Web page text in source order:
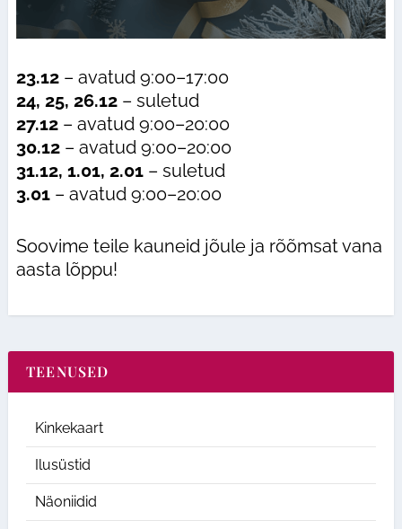
23.12– avatud 9:00–17:00
24, 25, 26.12– suletud
27.12– avatud 9:00–20:00
30.12– avatud 9:00–20:00
31.12, 1.01, 2.01– suletud
3.01– avatud 9:00–20:00
Soovime teile kauneid jõule ja rõõmsat vana
aasta lõppu!
TEENUSED
Kinkekaart
Ilusüstid
Näoniidid